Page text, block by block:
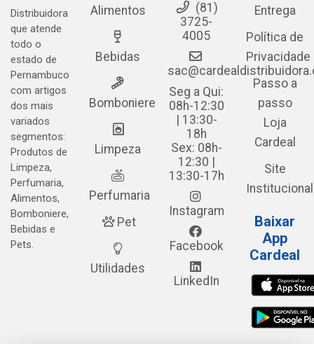
Distribuidora
que atende
todo o
estado de
Pernambuco
com artigos
dos mais
variados
segmentos:
Produtos de
Limpeza,
Perfumaria,
Alimentos,
Bomboniere,
Bebidas e
Pets.
Alimentos
Bebidas
Bomboniere
Limpeza
Perfumaria
Pet
Utilidades
(81)
3725-
4005
Seg a Qui:
08h-12:30
| 13:30-
18h
Sex: 08h-
12:30 |
13:30-17h
Instagram
Facebook
LinkedIn
Entrega
Política de
Privacidade
Passo a
passo
Loja
Cardeal
Site
Institucional
Baixar
App
Cardeal